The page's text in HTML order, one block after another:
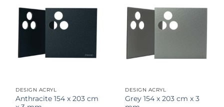
DESIGN ACRYL
Anthracite 154 x 203 cm
DESIGN ACRYL
Grey 154 x 203 cm x 3